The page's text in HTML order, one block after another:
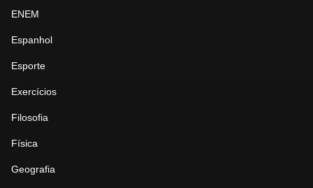
ENEM
Espanhol
Esporte
Exercícios
Filosofia
Física
Geografia